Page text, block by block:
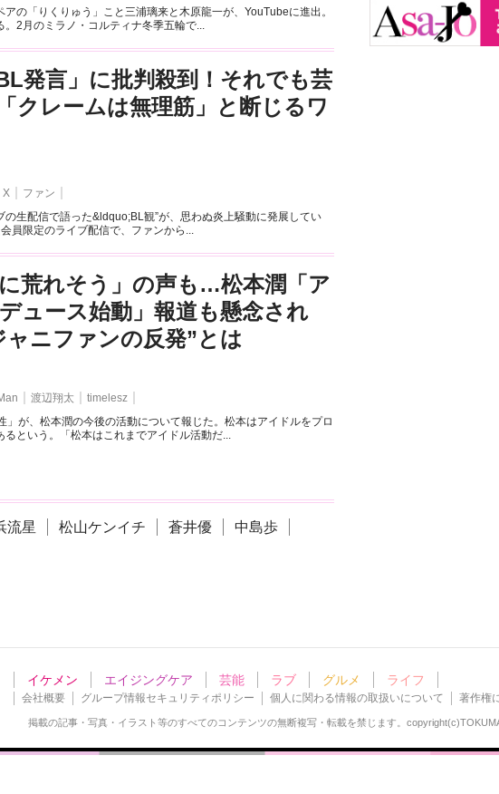
の「りくりゅう」こと三浦璃来と木原龍一が、YouTubeに進出。
。2月のミラノ・コルティナ冬季五輪で...
発言」に批判殺到！それでも芸
クレームは無理筋」と断じるワ
X
ファン
の生配信で語った&ldquo;BL観”が、思わぬ炎上騒動に発展してい
員限定のライブ配信で、ファンから...
に荒れそう」の声も…松本潤「ア
ュース始動」報道も懸念され
ャニファンの反発”とは
渡辺翔太
timelesz
」が、松本潤の今後の活動について報じた。松本はアイドルをプロ
るという。「松本はこれまでアイドル活動だ...
流星 松山ケンイチ 蒼井優
中島歩
イケメン エイジングケア 芸能 ラブ グルメ ライフ
会社概要 グループ情報セキュリティポリシー 個人に関わる情報の取扱いについて 著作権
掲載の記事・写真・イラスト等のすべてのコンテンツの無断複写・転載を禁じます。